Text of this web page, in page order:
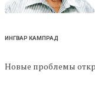
ИНГВАР КАМПРАД
Новые проблемы